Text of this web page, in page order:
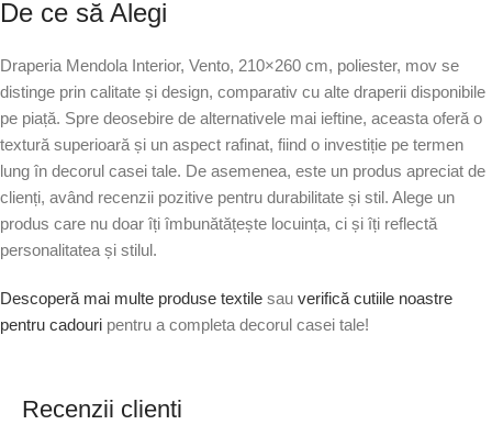
De ce să Alegi
Draperia Mendola Interior, Vento, 210×260 cm, poliester, mov se
distinge prin calitate și design, comparativ cu alte draperii disponibile
pe piață. Spre deosebire de alternativele mai ieftine, aceasta oferă o
textură superioară și un aspect rafinat, fiind o investiție pe termen
lung în decorul casei tale. De asemenea, este un produs apreciat de
clienți, având recenzii pozitive pentru durabilitate și stil. Alege un
produs care nu doar îți îmbunătățește locuința, ci și îți reflectă
personalitatea și stilul.
Descoperă mai multe produse textile sau verifică cutiile noastre
pentru cadouri pentru a completa decorul casei tale!
Recenzii clienti